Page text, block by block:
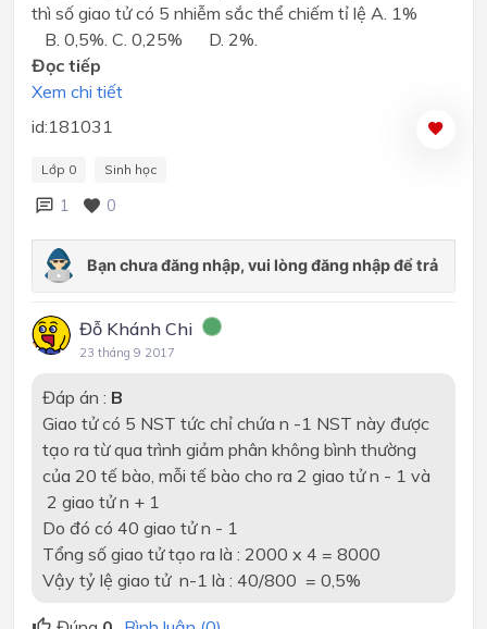
thì số giao tử có 5 nhiễm sắc thể chiếm tỉ lệ A. 1%
B. 0,5%. C. 0,25% D. 2%.
Đọc tiếp
Xem chi tiết
id:181031
Lớp 0 Sinh học
1 0
Đỗ Khánh Chi
23 tháng 9 2017
Đáp án : B
Giao tử có 5 NST tức chỉ chứa n -1 NST này được
tạo ra từ qua trình giảm phân không bình thường
của 20 tế bào, mỗi tế bào cho ra 2 giao tử n - 1 và
2 giao tử n + 1
Do đó có 40 giao tử n - 1
Tổng số giao tử tạo ra là : 2000 x 4 = 8000
Vậy tỷ lệ giao tử n-1 là : 40/800 = 0,5%